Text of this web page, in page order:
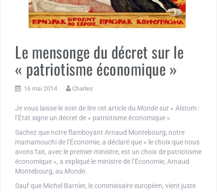
Le mensonge du décret sur le
« patriotisme économique »
16 mai 2014 Charles
Je vous laisse le soin de lire cet article du Monde sur « Alstom :
l’État signe un décret de « patriotisme économique ».
Sachez que notre flamboyant Arnaud Montebourg, notre
mamamouchi de l’Économie, a déclaré que « le choix que nous
avons fait, avec le premier ministre, est un choix de patriotisme
économique », a expliqué le ministre de l’Économie, Arnaud
Montebourg, au Monde.
Sauf que Michel Barnier, le commissaire européen, vient juste